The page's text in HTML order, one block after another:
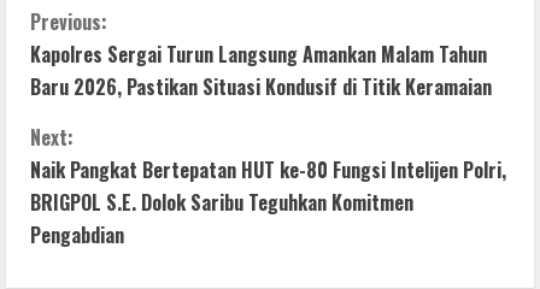
C
o
n
t
i
Previous:
Kapolres Sergai Turun Langsung Amankan Malam Tahun
Baru 2026, Pastikan Situasi Kondusif di Titik Keramaian
Next:
Naik Pangkat Bertepatan HUT ke-80 Fungsi Intelijen Polri,
BRIGPOL S.E. Dolok Saribu Teguhkan Komitmen
Pengabdian